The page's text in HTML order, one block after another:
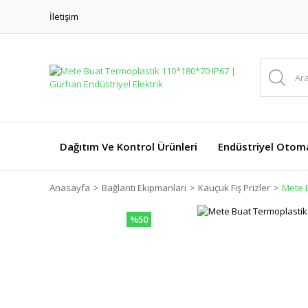
İletişim
Dağıtım Ve Kontrol Ürünleri Endüstriyel
Anasayfa Bağlantı Ekipmanları Kauçuk Fiş Prizler Mete
%50